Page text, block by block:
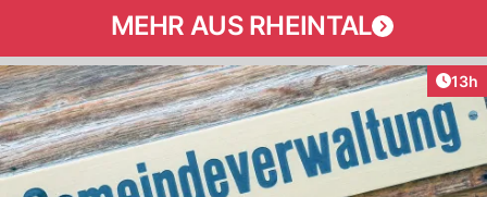
MEHR AUS RHEINTAL
13h